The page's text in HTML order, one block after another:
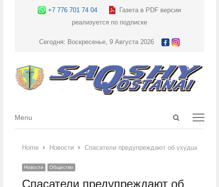
+7 776 701 74 04
Газета в PDF версии
реализуется по подписке
Сегодня: Воскресенье, 9 Августа 2026
Open
Menu
Menu
Home Новости Спасатели предупреждают об ухудшении
Новости Общество
Спасатели предупреждают об